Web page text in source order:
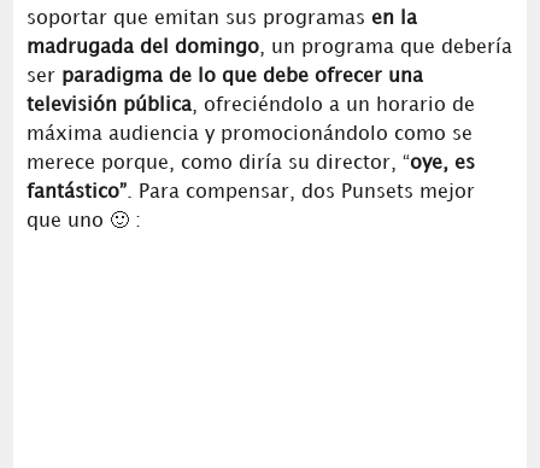
soportar que emitan sus programas en la
madrugada del domingo, un programa que debería
ser paradigma de lo que debe ofrecer una
televisión pública, ofreciéndolo a un horario de
máxima audiencia y promocionándolo como se
merece porque, como diría su director, “oye, es
fantástico”. Para compensar, dos Punsets mejor
que uno 🙂 :